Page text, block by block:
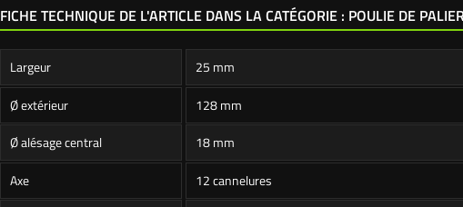
FICHE TECHNIQUE DE L'ARTICLE DANS LA CATÉGORIE : POULIE DE
Largeur
25 mm
Ø extérieur
128 mm
Ø alésage central
18 mm
Axe
12 cannelures